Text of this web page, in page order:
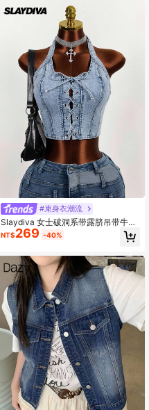
#束身衣潮流
Slaydiva 女士破洞系带露脐吊带牛仔
上衣
NT$269 -40%